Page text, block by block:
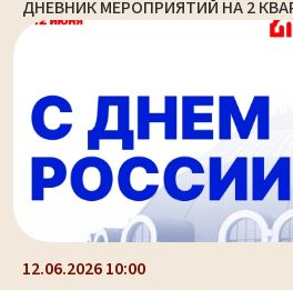
ДНЕВНИК МЕРОПРИЯТИЙ НА 2
12.06.2026 10:00